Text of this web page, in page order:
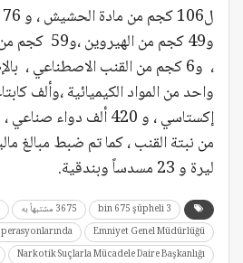
و49 كجم من
، و6 كجم من القنب الاصطناعي ،
ليرة و 23 مسدساً وبندقية.
3 bin 675 şüpheli 3675 مشتبهاً به
Emniyet Genel Müdürlüğü
Narkotik Suçlarla Mücadele Daire Başkanlığı